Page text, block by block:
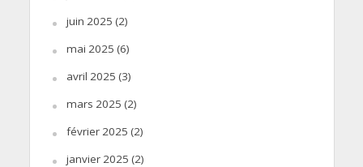
juin 2025 (2)
mai 2025 (6)
avril 2025 (3)
mars 2025 (2)
février 2025 (2)
janvier 2025 (2)